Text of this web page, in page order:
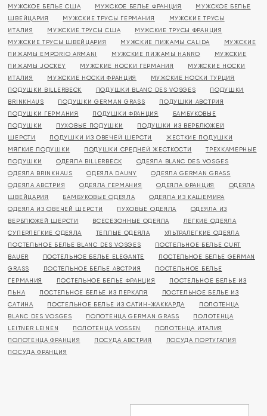
МУЖСКОЕ БЕЛЬЕ США
МУЖСКОЕ БЕЛЬЕ ФРАНЦИЯ
МУЖСКОЕ БЕЛЬЕ
ШВЕЙЦАРИЯ
МУЖСКИЕ ТРУСЫ ГЕРМАНИЯ
МУЖСКИЕ ТРУСЫ
ИТАЛИЯ
МУЖСКИЕ ТРУСЫ США
МУЖСКИЕ ТРУСЫ ФРАНЦИЯ
МУЖСКИЕ ТРУСЫ ШВЕЙЦАРИЯ
МУЖСКИЕ ПИЖАМЫ CALIDA
МУЖСКИЕ
ПИЖАМЫ EMPORIO ARMANI
МУЖСКИЕ ПИЖАМЫ HANRO
МУЖСКИЕ
ПИЖАМЫ JOCKEY
МУЖСКИЕ НОСКИ ГЕРМАНИЯ
МУЖСКИЕ НОСКИ
ИТАЛИЯ
МУЖСКИЕ НОСКИ ФРАНЦИЯ
МУЖСКИЕ НОСКИ ТУРЦИЯ
ПОДУШКИ BILLERBECK
ПОДУШКИ BLANC DES VOSGES
ПОДУШКИ
BRINKHAUS
ПОДУШКИ GERMAN GRASS
ПОДУШКИ АВСТРИЯ
ПОДУШКИ ГЕРМАНИЯ
ПОДУШКИ ФРАНЦИЯ
БАМБУКОВЫЕ
ПОДУШКИ
ПУХОВЫЕ ПОДУШКИ
ПОДУШКИ ИЗ ВЕРБЛЮЖЕЙ
ШЕРСТИ
ПОДУШКИ ИЗ ОВЕЧЕЙ ШЕРСТИ
ЖЕСТКИЕ ПОДУШКИ
МЯГКИЕ ПОДУШКИ
ПОДУШКИ СРЕДНЕЙ ЖЕСТКОСТИ
ТРЕХКАМЕРНЫЕ
ПОДУШКИ
ОДЕЯЛА BILLERBECK
ОДЕЯЛА BLANC DES VOSGES
ОДЕЯЛА BRINKHAUS
ОДЕЯЛА DAUNY
ОДЕЯЛА GERMAN GRASS
ОДЕЯЛА АВСТРИЯ
ОДЕЯЛА ГЕРМАНИЯ ОДЕЯЛА ФРАНЦИЯ
ОДЕЯЛА
ШВЕЙЦАРИЯ
БАМБУКОВЫЕ ОДЕЯЛА
ОДЕЯЛА ИЗ КАШЕМИРА
ОДЕЯЛА ИЗ ОВЕЧЕЙ ШЕРСТИ
ПУХОВЫЕ ОДЕЯЛА
ОДЕЯЛА ИЗ
ВЕРБЛЮЖЕЙ ШЕРСТИ
ВСЕСЕЗОННЫЕ ОДЕЯЛА
ЛЕГКИЕ ОДЕЯЛА
СУПЕРЛЕГКИЕ ОДЕЯЛА
ТЕПЛЫЕ ОДЕЯЛА
УЛЬТРАЛЕГКИЕ ОДЕЯЛА
ПОСТЕЛЬНОЕ БЕЛЬЕ BLANC DES VOSGES
ПОСТЕЛЬНОЕ БЕЛЬЕ CURT
BAUER
ПОСТЕЛЬНОЕ БЕЛЬЕ ELEGANTE
ПОСТЕЛЬНОЕ БЕЛЬЕ GERMAN
GRASS
ПОСТЕЛЬНОЕ БЕЛЬЕ АВСТРИЯ
ПОСТЕЛЬНОЕ БЕЛЬЕ
ГЕРМАНИЯ
ПОСТЕЛЬНОЕ БЕЛЬЕ ФРАНЦИЯ
ПОСТЕЛЬНОЕ БЕЛЬЕ ИЗ
ЛЬНА
ПОСТЕЛЬНОЕ БЕЛЬЕ ИЗ ПЕРКАЛЯ
ПОСТЕЛЬНОЕ БЕЛЬЕ ИЗ
САТИНА
ПОСТЕЛЬНОЕ БЕЛЬЕ ИЗ САТИН-ЖАККАРДА
ПОЛОТЕНЦА
BLANC DES VOSGES
ПОЛОТЕНЦА GERMAN GRASS
ПОЛОТЕНЦА
LEITNER LEINEN
ПОЛОТЕНЦА VOSSEN
ПОЛОТЕНЦА ИТАЛИЯ
ПОЛОТЕНЦА ФРАНЦИЯ
ПОСУДА АВСТРИЯ
ПОСУДА ПОРТУГАЛИЯ
ПОСУДА ФРАНЦИЯ